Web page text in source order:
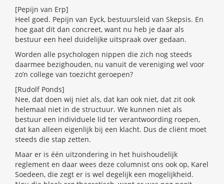
[Pepijn van Erp]
Heel goed. Pepijn van Eyck, bestuursleid van Skepsis. En
hoe gaat dit dan concreet, want nu heb je daar als
bestuur een heel duidelijke uitspraak over gedaan.
Worden alle psychologen nippen die zich nog steeds
daarmee bezighouden, nu vanuit de vereniging wel voor
zo’n college van toezicht geroepen?
[Rudolf Ponds]
Nee, dat doen wij niet als, dat kan ook niet, dat zit ook
helemaal niet in de structuur. We kunnen niet als
bestuur een individuele lid ter verantwoording roepen,
dat kan alleen eigenlijk bij een klacht. Dus de cliënt moet
steeds die stap zetten.
Maar er is één uitzondering in het huishoudelijk
reglement en daar wees deze columnist ons ook op, Karel
Soedeen, die zegt er is wel degelijk een mogelijkheid.